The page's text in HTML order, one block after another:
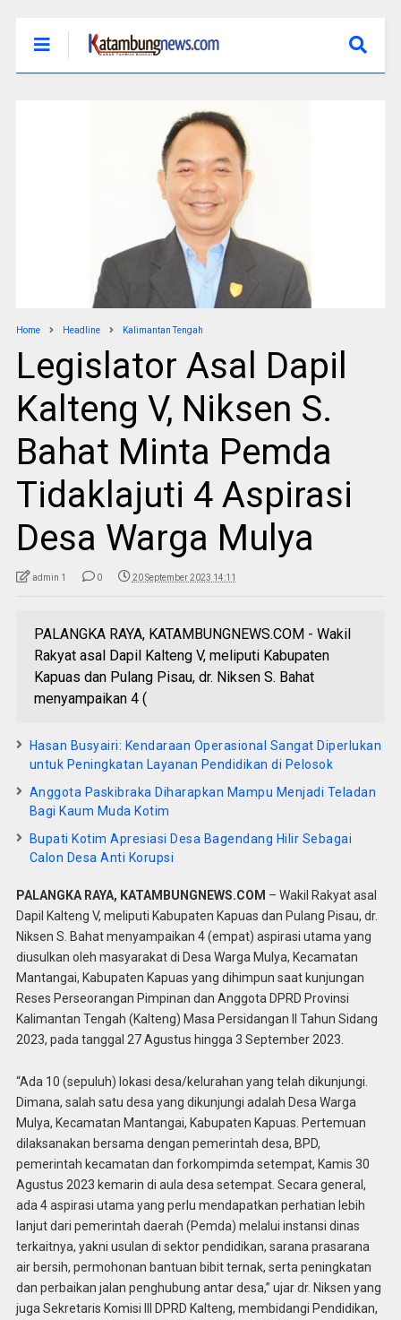
Home Headline Kalimantan Tengah
Legislator Asal Dapil
Kalteng V, Niksen S.
Bahat Minta Pemda
Tidaklajuti 4 Aspirasi
Desa Warga Mulya
admin 1 0 20 September 2023 14:11
PALANGKA RAYA, KATAMBUNGNEWS.COM - Wakil
Rakyat asal Dapil Kalteng V, meliputi Kabupaten
Kapuas dan Pulang Pisau, dr. Niksen S. Bahat
menyampaikan 4 (
Hasan Busyairi: Kendaraan Operasional Sangat Diperlukan
untuk Peningkatan Layanan Pendidikan di Pelosok
Anggota Paskibraka Diharapkan Mampu Menjadi Teladan
Bagi Kaum Muda Kotim
Bupati Kotim Apresiasi Desa Bagendang Hilir Sebagai
Calon Desa Anti Korupsi
PALANGKA RAYA, KATAMBUNGNEWS.COM – Wakil Rakyat asal
Dapil Kalteng V, meliputi Kabupaten Kapuas dan Pulang Pisau, dr.
Niksen S. Bahat menyampaikan 4 (empat) aspirasi utama yang
diusulkan oleh masyarakat di Desa Warga Mulya, Kecamatan
Mantangai, Kabupaten Kapuas yang dihimpun saat kunjungan
Reses Perseorangan Pimpinan dan Anggota DPRD Provinsi
Kalimantan Tengah (Kalteng) Masa Persidangan II Tahun Sidang
2023, pada tanggal 27 Agustus hingga 3 September 2023.
“Ada 10 (sepuluh) lokasi desa/kelurahan yang telah dikunjungi.
Dimana, salah satu desa yang dikunjungi adalah Desa Warga
Mulya, Kecamatan Mantangai, Kabupaten Kapuas. Pertemuan
dilaksanakan bersama dengan pemerintah desa, BPD,
pemerintah kecamatan dan forkompimda setempat, Kamis 30
Agustus 2023 kemarin di aula desa setempat. Secara general,
ada 4 aspirasi utama yang perlu mendapatkan perhatian lebih
lanjut dari pemerintah daerah (Pemda) melalui instansi dinas
terkaitnya, yakni usulan di sektor pendidikan, sarana prasarana
air bersih, permohonan bantuan bibit ternak, serta peningkatan
dan perbaikan jalan penghubung antar desa,” ujar dr. Niksen yang
juga Sekretaris Komisi III DPRD Kalteng, membidangi Pendidikan,